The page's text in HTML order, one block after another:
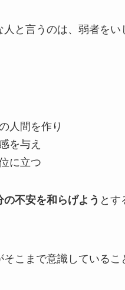
と言うのは、 弱者をい
人間を作り
を与え
に立つ
の不安を和らげよう とす
こまで意識しているこ